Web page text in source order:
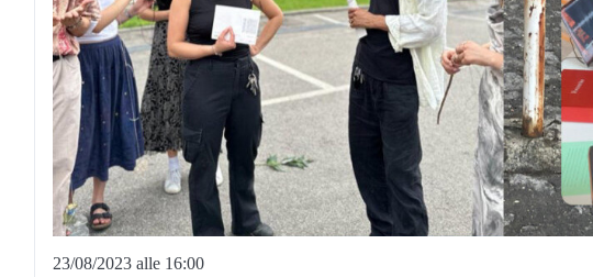
23/08/2023 alle 16:00